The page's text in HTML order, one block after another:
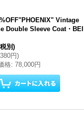
Vintage
Double Sleeve Coat・BEI
別)
円)
格: 78,000円